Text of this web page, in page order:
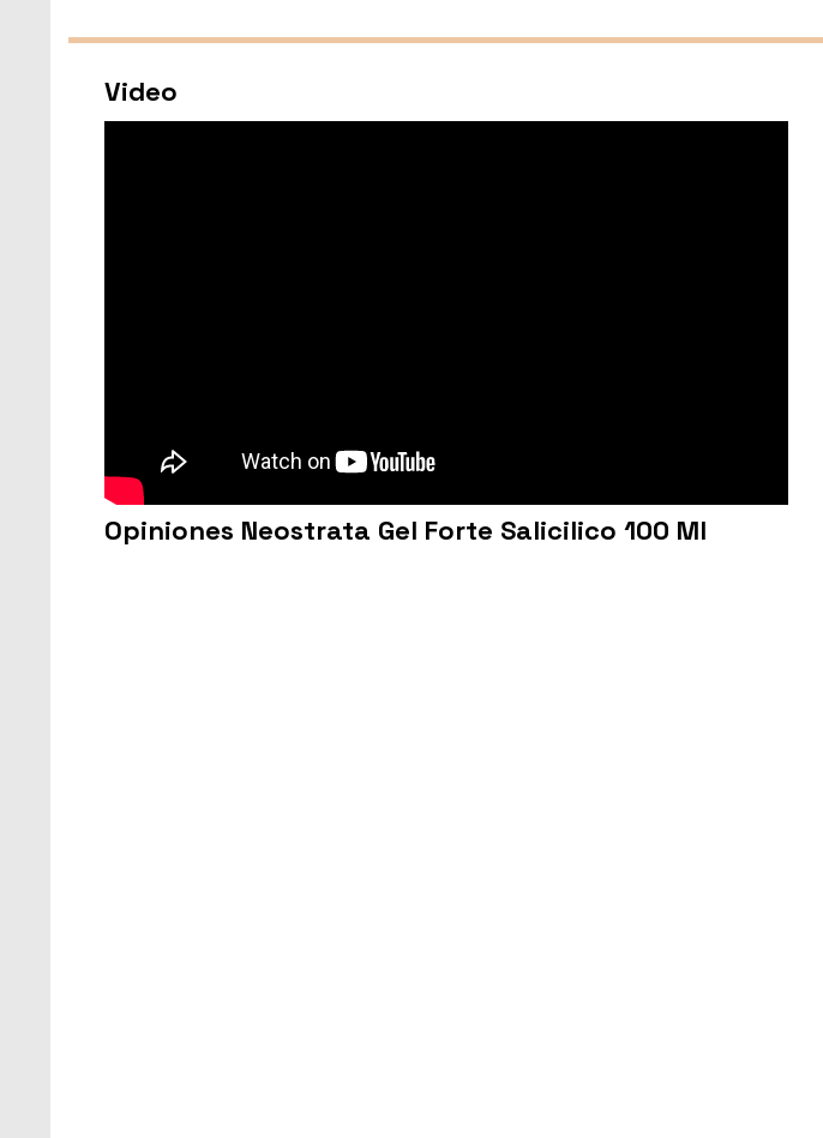
Video
Opiniones Neostrata Gel Forte Salicilico 100 Ml